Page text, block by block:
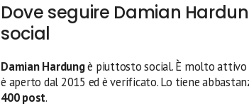
Dove seguire Damian
social
Damian Hardungè piuttosto social. È molto attivo
è aperto dal 2015 ed è verificato. Lo tiene
400 post.